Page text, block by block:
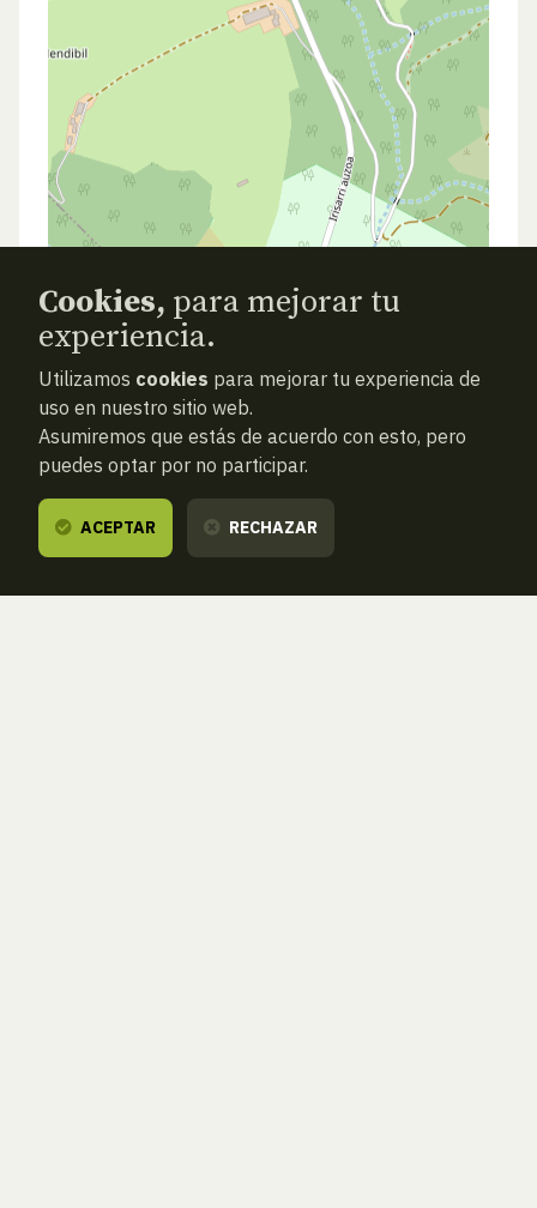
ANTERIOR SIGUIENTE
Cookies, para mejorar tu
experiencia.
Utilizamos cookies para mejorar tu experiencia de
uso en nuestro sitio web.
Asumiremos que estás de acuerdo con esto, pero
puedes optar por no participar.
ACEPTAR RECHAZAR